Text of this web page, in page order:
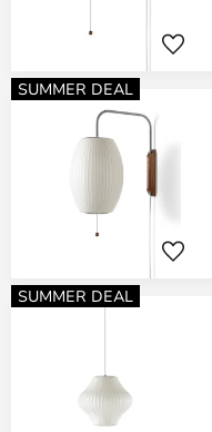
SUMMER DEAL
SUMMER DEAL